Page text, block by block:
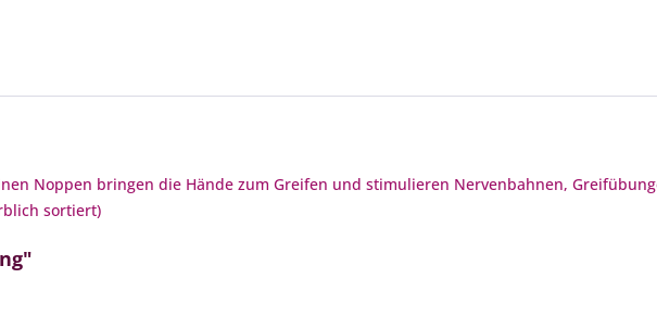
Noppen bringen die Hände zum Greifen und stimulieren Nervenbahnen,
sortiert)